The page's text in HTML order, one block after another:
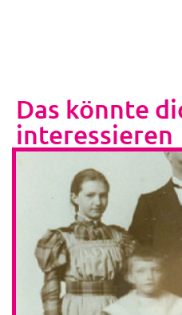
Das könnte
interessieren